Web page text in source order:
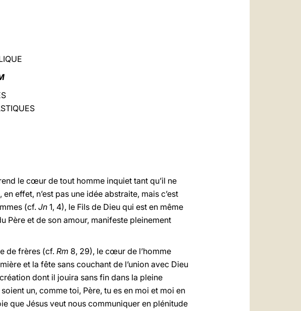
le cœur de tout homme inquiet tant qu’il ne
en effet, n’est pas une idée abstraite, mais c’est
(cf. Jn 1, 4), le Fils de Dieu qui est en même
Père et de son amour, manifeste pleinement
de frères (cf. Rm 8, 29), le cœur de l’homme
et la fête sans couchant de l’union avec Dieu
dont il jouira sans fin dans la pleine
un, comme toi, Père, tu es en moi et moi en
que Jésus veut nous communiquer en plénitude